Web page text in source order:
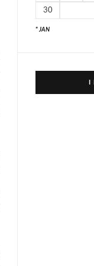
" JAN
30